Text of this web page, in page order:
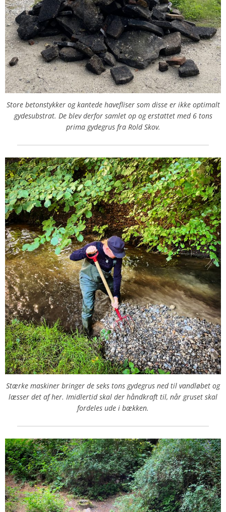
Store betonstykker og kantede havefliser som disse er ikke optimalt
gydesubstrat. De blev derfor samlet op og erstattet med 6 tons
prima gydegrus fra Rold Skov.
Stærke maskiner bringer de seks tons gydegrus ned til vandløbet og
læsser det af her. Imidlertid skal der håndkraft til, når gruset skal
fordeles ude i bækken.